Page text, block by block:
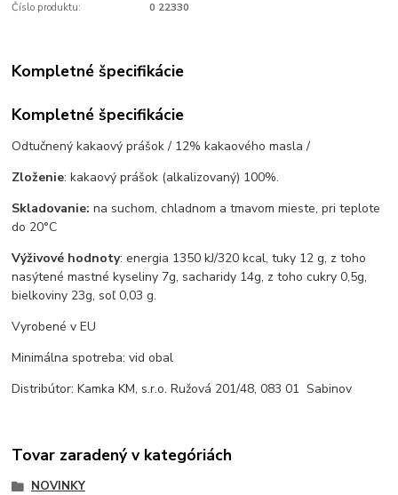
Číslo produktu: 0 22330
Kompletné špecifikácie
Kompletné špecifikácie
Odtučnený kakaový prášok / 12% kakaového masla /
Zloženie: kakaový prášok (alkalizovaný) 100%.
Skladovanie: na suchom, chladnom a tmavom mieste, pri teplote
do 20°C
Výživové hodnoty: energia 1350 kJ/320 kcal, tuky 12 g, z toho
nasýtené mastné kyseliny 7g, sacharidy 14g, z toho cukry 0,5g,
bielkoviny 23g, soľ 0,03 g.
Vyrobené v EU
Minimálna spotreba: vid obal
Distribútor: Kamka KM, s.r.o. Ružová 201/48, 083 01 Sabinov
Tovar zaradený v kategóriách
NOVINKY